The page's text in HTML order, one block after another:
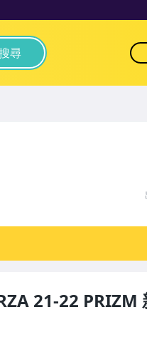
尋
21-22 PRIZM